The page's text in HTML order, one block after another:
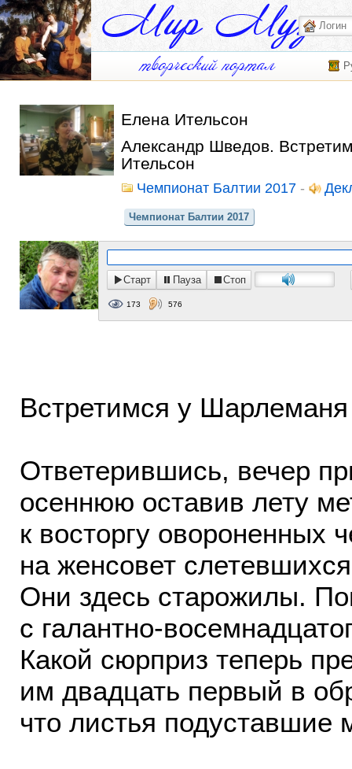
Елена Ительсон
Александр Шведов.
Ительсон
Чемпионат Балтии 2017 -
Чемпионат Балтии 2017
Старт Пауза Стоп
173 576
Встретимся у Шарлеманя
Ответерившись, вечер
осеннюю оставив лету
к восторгу овороненных
на женсовет
Они здесь старожилы.
с галантно-
Какой сюрприз теперь
им двадцать первый в
что листья подуставшие